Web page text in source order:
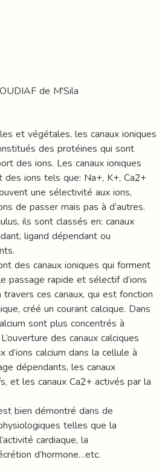
de M'Sila
et végétales, les canaux ioniques
des protéines qui sont
des ions. Les canaux ioniques
ions tels que: Na+, K+, Ca2+
une sélectivité aux ions,
de passer mais pas à d’autres.
ils sont classés en: canaux
ligand dépendant ou
des canaux ioniques qui forment
rapide et sélectif d’ions
travers ces canaux, qui est fonction
créé un courant calcique. Dans
sont plus concentrés à
des canaux calciques
calcium dans la cellule à
dépendants, les canaux
et les canaux Ca2+ activés par la
bien démontré dans de
telles que la
cardiaque, la
d’hormone…etc.